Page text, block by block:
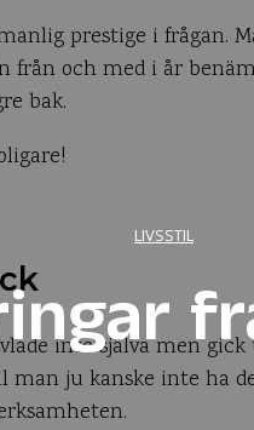
LIVSSTIL
prestige i frågan.
från och med i år
bak.
inte själva men
ju kanske inte ha